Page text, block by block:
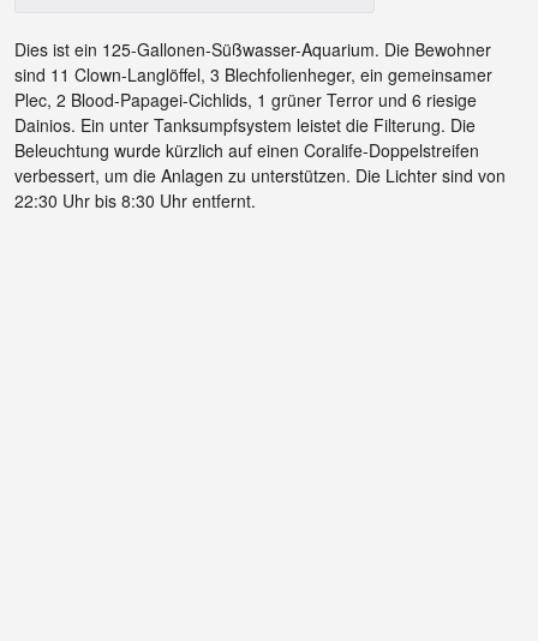
Dies ist ein 125-Gallonen-Süßwasser-Aquarium. Die Bewohner
sind 11 Clown-Langlöffel, 3 Blechfolienheger, ein gemeinsamer
Plec, 2 Blood-Papagei-Cichlids, 1 grüner Terror und 6 riesige
Dainios. Ein unter Tanksumpfsystem leistet die Filterung. Die
Beleuchtung wurde kürzlich auf einen Coralife-Doppelstreifen
verbessert, um die Anlagen zu unterstützen. Die Lichter sind von
22:30 Uhr bis 8:30 Uhr entfernt.